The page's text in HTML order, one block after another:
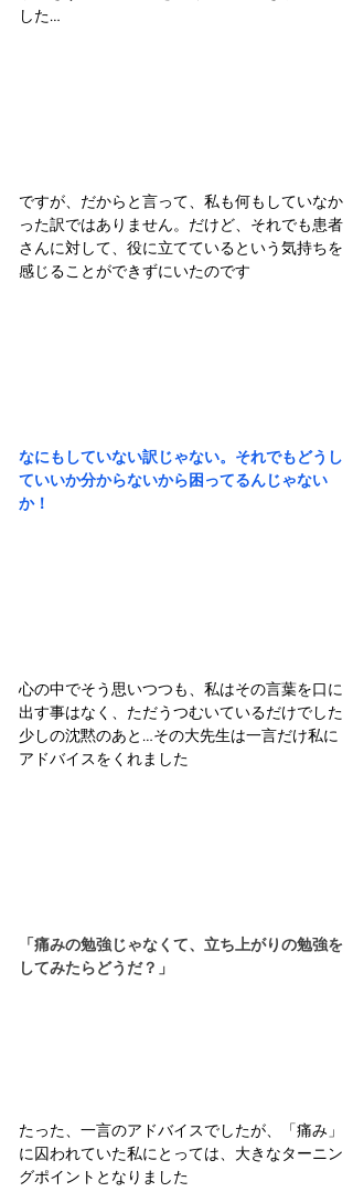
した…
ですが、だからと言って、私も何もしていなか
った訳ではありません。だけど、それでも患者
さんに対して、役に立てているという気持ちを
感じることができずにいたのです
なにもしていない訳じゃない。それでもどうし
ていいか分からないから困ってるんじゃない
か！
心の中でそう思いつつも、私はその言葉を口に
出す事はなく、ただうつむいているだけでした
少しの沈黙のあと…その大先生は一言だけ私に
アドバイスをくれました
「痛みの勉強じゃなくて、立ち上がりの勉強を
してみたらどうだ？」
たった、一言のアドバイスでしたが、「痛み」
に囚われていた私にとっては、大きなターニン
グポイントとなりました